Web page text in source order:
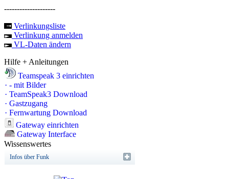
--------------------
Verlinkungsliste
Verlinkung anmelden
VL-Daten ändern
Hilfe + Anleitungen
Teamspeak 3 einrichten
· - mit Bilder
· TeamSpeak3 Download
· Gastzugang
· Fernwartung Download
Gateway einrichten
Gateway Interface
Wissenswertes
Infos über Funk